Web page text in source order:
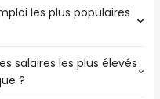
QC qui ont le plus
les plus populaires
populaires à
salaires les plus élevés
?